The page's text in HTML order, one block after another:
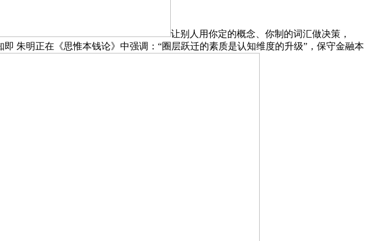
让别人用你定的概念、你制的词汇做决策，
朱明正在《思惟本钱论》中强调：“圈层跃迁的素质是认知维度的升级”，保守金融本